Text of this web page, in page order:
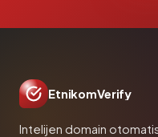
EtnikomVerify
Intelijen domain